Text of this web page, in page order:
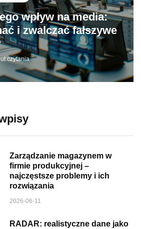
wpływ na media:
i zwalczać fałszywe
czytania
Zarządzanie magazynem w
firmie produkcyjnej –
najczęstsze problemy i ich
rozwiązania
2026-06-11
RADAR: realistyczne dane jako